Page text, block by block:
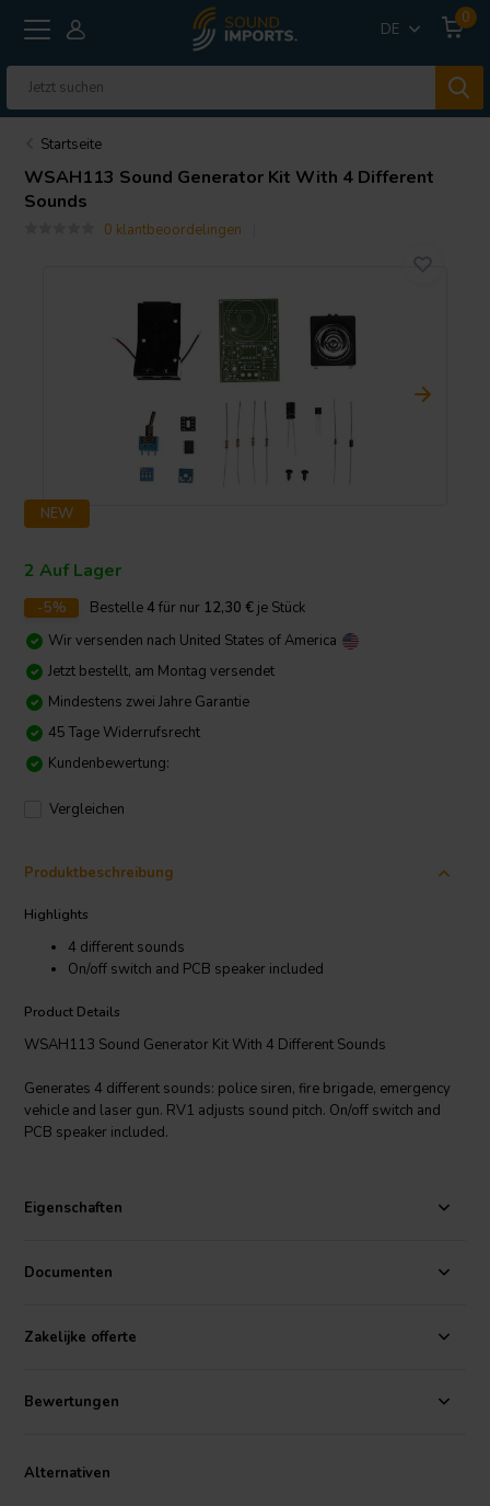
DE
0
Startseite
WSAH113 Sound Generator Kit With 4 Different
Sounds
0 klantbeoordelingen
NEW
2 Auf Lager
-5% Bestelle4 für nur 12,30 € je Stück
Wir versenden nach United States of America
Jetzt bestellt, am Montag versendet
Mindestens zwei Jahre Garantie
45 Tage Widerrufsrecht
Kundenbewertung:
Vergleichen
Produktbeschreibung
Highlights
4 different sounds
On/off switch and PCB speaker included
Product Details
WSAH113 Sound Generator Kit With 4 Different Sounds
Generates 4 different sounds: police siren, fire brigade, emergency
vehicle and laser gun. RV1 adjusts sound pitch. On/off switch and
PCB speaker included.
Eigenschaften
Documenten
Zakelijke offerte
Bewertungen
Alternativen